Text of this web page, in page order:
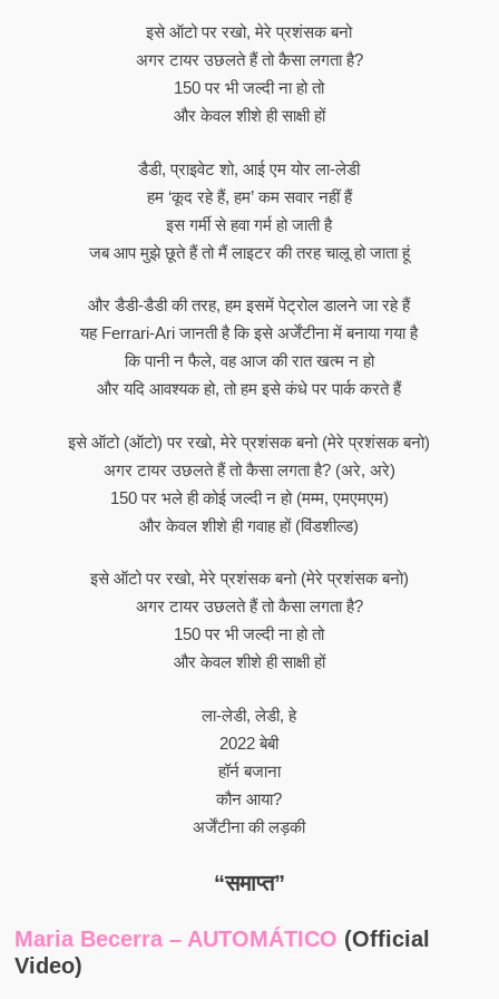
इसे ऑटो पर रखो, मेरे प्रशंसक बनो
अगर टायर उछलते हैं तो कैसा लगता है?
150 पर भी जल्दी ना हो तो
और केवल शीशे ही साक्षी हों
डैडी, प्राइवेट शो, आई एम योर ला-लेडी
हम ‘कूद रहे हैं, हम’ कम सवार नहीं हैं
इस गर्मी से हवा गर्म हो जाती है
जब आप मुझे छूते हैं तो मैं लाइटर की तरह चालू हो जाता हूं
और डैडी-डैडी की तरह, हम इसमें पेट्रोल डालने जा रहे हैं
यह Ferrari-Ari जानती है कि इसे अर्जेंटीना में बनाया गया है
कि पानी न फैले, वह आज की रात खत्म न हो
और यदि आवश्यक हो, तो हम इसे कंधे पर पार्क करते हैं
इसे ऑटो (ऑटो) पर रखो, मेरे प्रशंसक बनो (मेरे प्रशंसक बनो)
अगर टायर उछलते हैं तो कैसा लगता है? (अरे, अरे)
150 पर भले ही कोई जल्दी न हो (मम्म, एमएमएम)
और केवल शीशे ही गवाह हों (विंडशील्ड)
इसे ऑटो पर रखो, मेरे प्रशंसक बनो (मेरे प्रशंसक बनो)
अगर टायर उछलते हैं तो कैसा लगता है?
150 पर भी जल्दी ना हो तो
और केवल शीशे ही साक्षी हों
ला-लेडी, लेडी, हे
2022 बेबी
हॉर्न बजाना
कौन आया?
अर्जेंटीना की लड़की
“समाप्त”
Maria Becerra – AUTOMÁTICO (Official
Video)